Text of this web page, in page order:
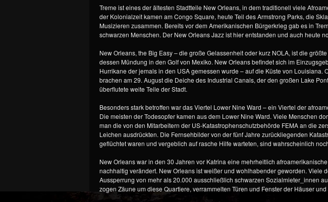
Treme ist eines der ältesten Stadtteile New Orleans, in dem traditionell viele
der Kolonialzeit kamen am Congo Square, heute Teil des Armstrong Parks, die
Musizieren zusammen. Bereits vor dem Amerikanischen Bürgerkrieg gab es in
schwarzen Menschen. Der New Orleans Jazz ist hier entstanden und auch heute
New Orleans, the Big Easy – die große Gelassenheit oder kurz NOLA, ist die
dessen Mündung in den Golf von Mexiko. New Orleans befindet sich im
Hurrikane der jemals in den USA gemessen wurde – auf die Küste von
brachen am 29. August die Deiche des Industrial Canals, der den großen Lake
überflutete weite Teile der Stadt.
Besonders stark betroffen war das Viertel Lower Nine Ward – ein Viertel der
Die meisten der Todesopfer kamen aus dem Lower Nine Ward. Viele Menschen
man die von den Mitarbeitern der US-Katastrophenschutzbehörde FEMA an die
Leichen ausdrückten. Die Fernsehbilder von der fünf Jahre zurückliegenden
geflüchtet waren und vergeblich auf rasche Hilfe warteten, sind wahrscheinlich
New Orleans war in den 30 Jahren vor Katrina eine mehrheitlich
nachhaltig verändert. New Orleans ist weißer und wohlhabender geworden. Viele
Aussperrung von mehr als 20.000 ausschließlich schwarzen Sozialmieter_innen
zogen Zäune um diese Quartiere, verrammelten Türen und Fenster der Häuser